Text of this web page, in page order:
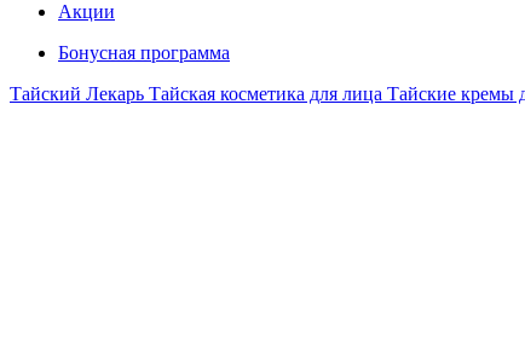
Акции
Бонусная программа
Тайский Лекарь Тайская косметика для лица Тайские кремы